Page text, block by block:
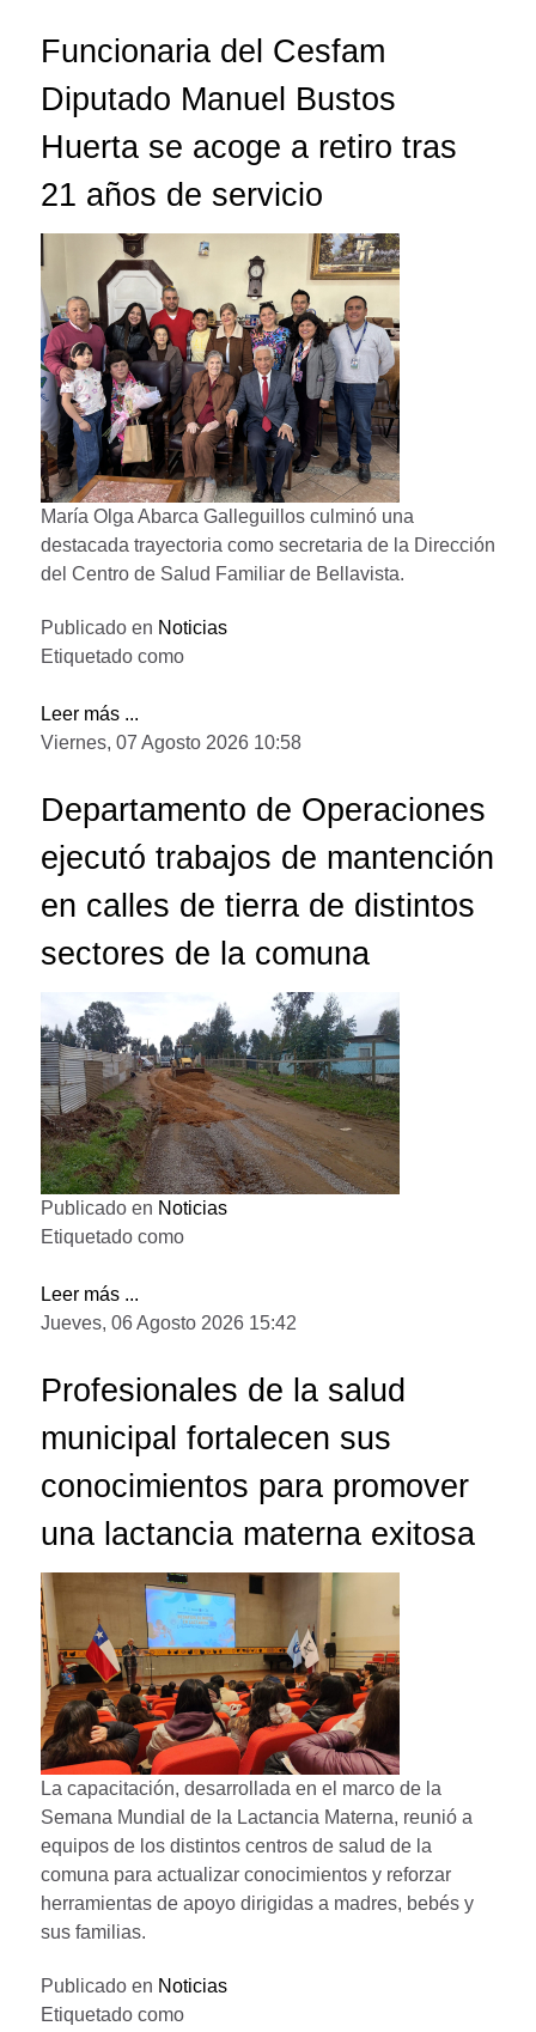
Funcionaria del Cesfam
Diputado Manuel Bustos
Huerta se acoge a retiro tras
21 años de servicio
María Olga Abarca Galleguillos culminó una
destacada trayectoria como secretaria de la Dirección
del Centro de Salud Familiar de Bellavista.
Publicado en Noticias
Etiquetado como
Leer más ...
Viernes, 07 Agosto 2026 10:58
Departamento de Operaciones
ejecutó trabajos de mantención
en calles de tierra de distintos
sectores de la comuna
Publicado en Noticias
Etiquetado como
Leer más ...
Jueves, 06 Agosto 2026 15:42
Profesionales de la salud
municipal fortalecen sus
conocimientos para promover
una lactancia materna exitosa
La capacitación, desarrollada en el marco de la
Semana Mundial de la Lactancia Materna, reunió a
equipos de los distintos centros de salud de la
comuna para actualizar conocimientos y reforzar
herramientas de apoyo dirigidas a madres, bebés y
sus familias.
Publicado en Noticias
Etiquetado como